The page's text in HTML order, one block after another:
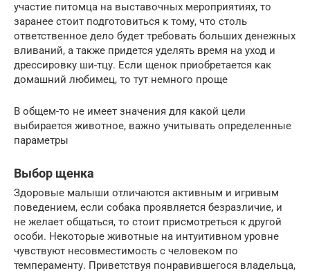
участие питомца на выставочных мероприятиях, то
заранее стоит подготовиться к тому, что столь
ответственное дело будет требовать больших денежных
вливаний, а также придется уделять время на уход и
дрессировку ши-тцу. Если щенок приобретается как
домашний любимец, то тут немного проще
В общем-то не имеет значения для какой цели
выбирается животное, важно учитывать определенные
параметры
Выбор щенка
Здоровые малыши отличаются активным и игривым
поведением, если собака проявляется безразличие, и
не желает общаться, то стоит присмотреться к другой
особи. Некоторые животные на интуитивном уровне
чувствуют несовместимость с человеком по
темпераменту. Приветствуя понравившегося владельца,